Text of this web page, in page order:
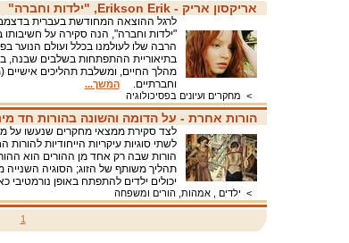
אריקסון אריק - Erikson Erik, "ילדות וחברה"
"ילדות וחברה", הנה סקירה על חשיבותו
הרבה שלו לעולמנו בכלל ועולם הנוער
בתיאוריית ההתפתחות בשלבים
מהלך החיים, ומשלבת תהליכים אישיים
וחברתיים.המשך...
> מחקרים ועיונים בפסיכולוגיה
הורות אחרת - על הדומה והשונה בהורות חד
לצד סקירת ממצאי מחקרים שנעשו על
לשתי סוגיות עיקריות הייחודיות
הורות שבה רק אחד מן ההורים הוא
תהליך משותף של הזוג; הסוגיה
יכולים ילדים להתפתח באופן
> ילדים , אמהות, הורים ומשפחה
1